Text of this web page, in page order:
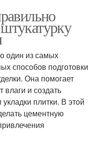
один из самых
способов подготовки
Она помогает
влаги и создать
плитки. В этой
цементную